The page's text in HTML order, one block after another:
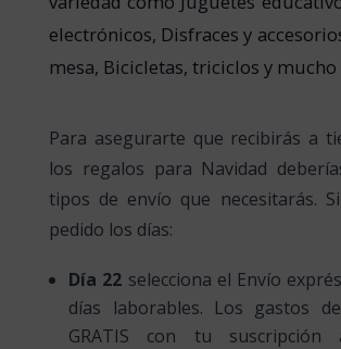
electrónicos, Disfraces y
mesa, Bicicletas, triciclos y mucho
Para asegurarte que recibirás a
los regalos para Navidad
tipos de envío que necesitarás.
pedido los días:
Día 22 selecciona el Envío
días laborables. Los gastos
GRATIS con tu